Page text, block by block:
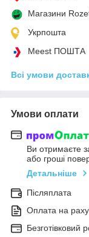
Магазини
Укрпошта
Meest ПОШТА
Всі умови
Умови оплати
Ви отримаєте
або гроші
Детальніше
Післяплата
Оплата на
Безготівковий